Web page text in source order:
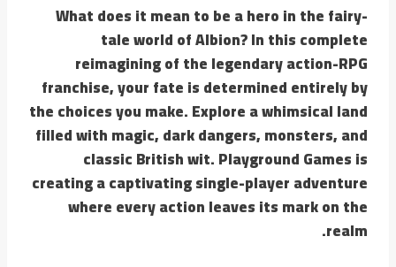
What does it mean to be a hero in the fairy-
tale world of Albion? In this complete
reimagining of the legendary action-RPG
franchise, your fate is determined entirely by
the choices you make. Explore a whimsical land
filled with magic, dark dangers, monsters, and
classic British wit. Playground Games is
creating a captivating single-player adventure
where every action leaves its mark on the
realm.